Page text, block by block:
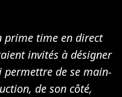
prime time en direct
invi­tés à dési­gner
permettre de se main­
de son côté,